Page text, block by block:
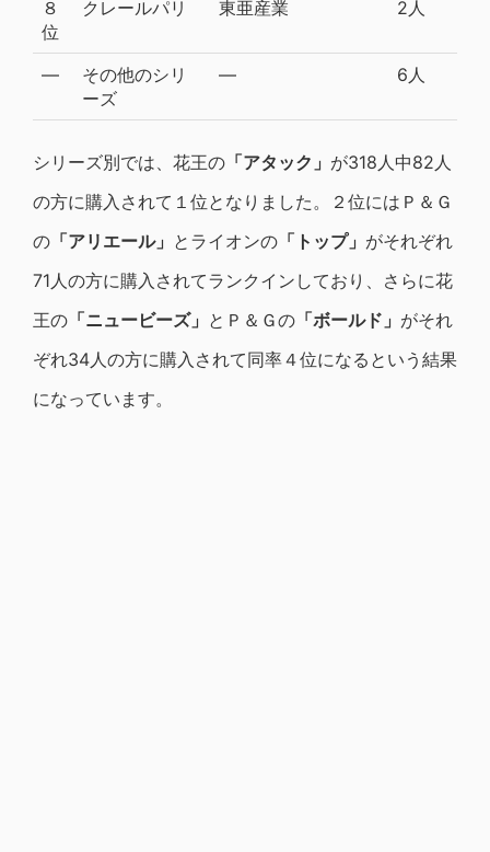
８
位
クレールパリ 東亜産業 2人
―
その他のシリ
ーズ
― 6人
シリーズ別では、花王の 「アタック」 が318人中82人
の方に購入されて１位となりました。２位にはＰ＆Ｇ
の 「アリエール」 とライオンの 「トップ」 がそれぞれ
71人の方に購入されてランクインしており、さらに花
王の 「ニュービーズ」 とＰ＆Ｇの 「ボールド」 がそれ
ぞれ34人の方に購入されて同率４位になるという結果
になっています。